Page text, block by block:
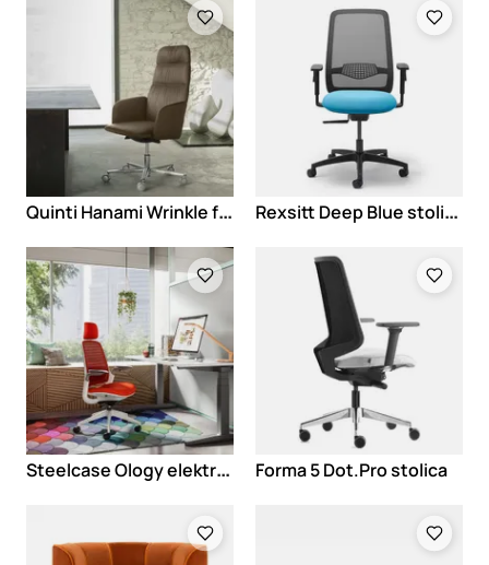
Q
uinti Hanami Wrinkle fotelja R
exsitt Deep Blue stolica
Loading
S
teelcase Ology elektropodesivi sto
Loading
Forma 5 Dot.Pro stolica